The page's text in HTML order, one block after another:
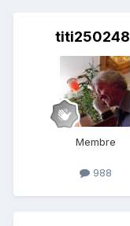
titi250248
Membre
988